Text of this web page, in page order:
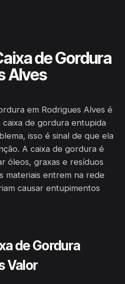
de Gordura
Alves
em Rodrigues Alves é
caixa de gordura entupida
isso é sinal de que ela
A caixa de gordura é
óleos, graxas e resíduos
materiais entrem na rede
causar entupimentos
de Gordura
Valor